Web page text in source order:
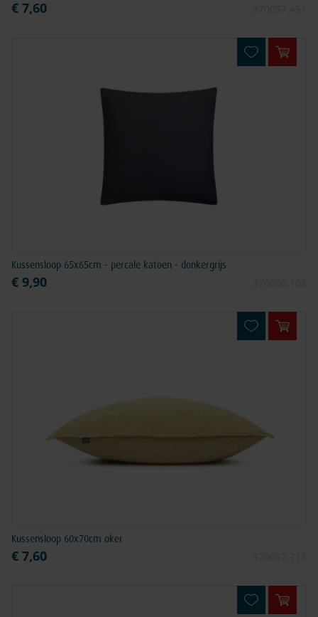
€ 7,60
In
Kussensloop 65x65cm - percale katoen - donkergrijs
€ 9,90
In
Kussensloop 60x70cm oker
€ 7,60
In